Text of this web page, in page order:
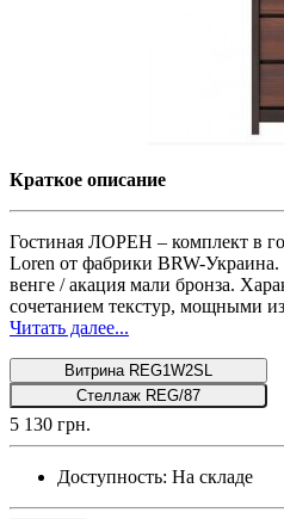
Краткое описание
Гостиная ЛОРЕН – комплект в
Loren от фабрики BRW-Украина.
венге / акация мали бронза.
сочетанием текстур, мощными
Читать далее...
Витрина REG1W2SL
Стеллаж REG/87
5 130 грн.
Доступность: На складе